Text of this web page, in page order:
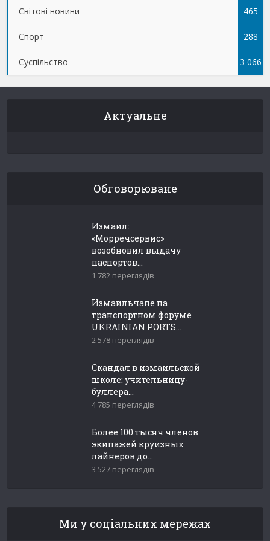
Світові новини 465
Спорт 288
Суспільство 3 066
Актуальне
Обговорюване
Измаил:
«Морречсервис»
возобновил выдачу
паспортов...
1 782 переглядів
Измаильчане на
транспортном форуме
UKRAINIAN PORTS...
2 578 переглядів
Скандал в измаильской
школе: учительницу-
буллера...
4 785 переглядів
Более 100 тысяч членов
экипажей круизных
лайнеров до...
3 527 переглядів
Ми у соціальних мережах